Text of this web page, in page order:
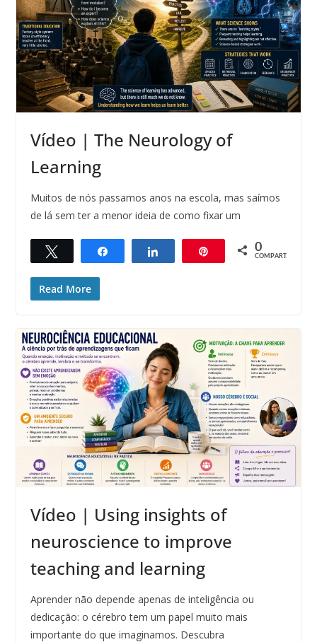
Vídeo | The Neurology of
Learning
Muitos de nós passamos anos na escola, mas saímos
de lá sem ter a menor ideia de como fixar um
Compartilhar Compartilhar 0
COMPART.
Read More
Vídeo | Using insights of
neuroscience to improve
teaching and learning
Aprender não depende apenas de inteligência ou
dedicação: o cérebro tem um papel muito mais
importante do que imaginamos. Descubra